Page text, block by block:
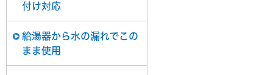
付け対応
給湯器から水の漏れでこの
まま使用